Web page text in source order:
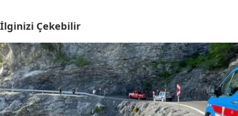
İlginizi Çekebilir